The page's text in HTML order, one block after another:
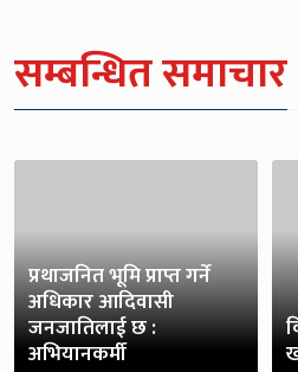
सम्बन्धित समाचार
प्रथाजनित भूमि प्राप्त गर्ने
अधिकार आदिवासी
जनजातिलाई छ :
अभियानकर्मी